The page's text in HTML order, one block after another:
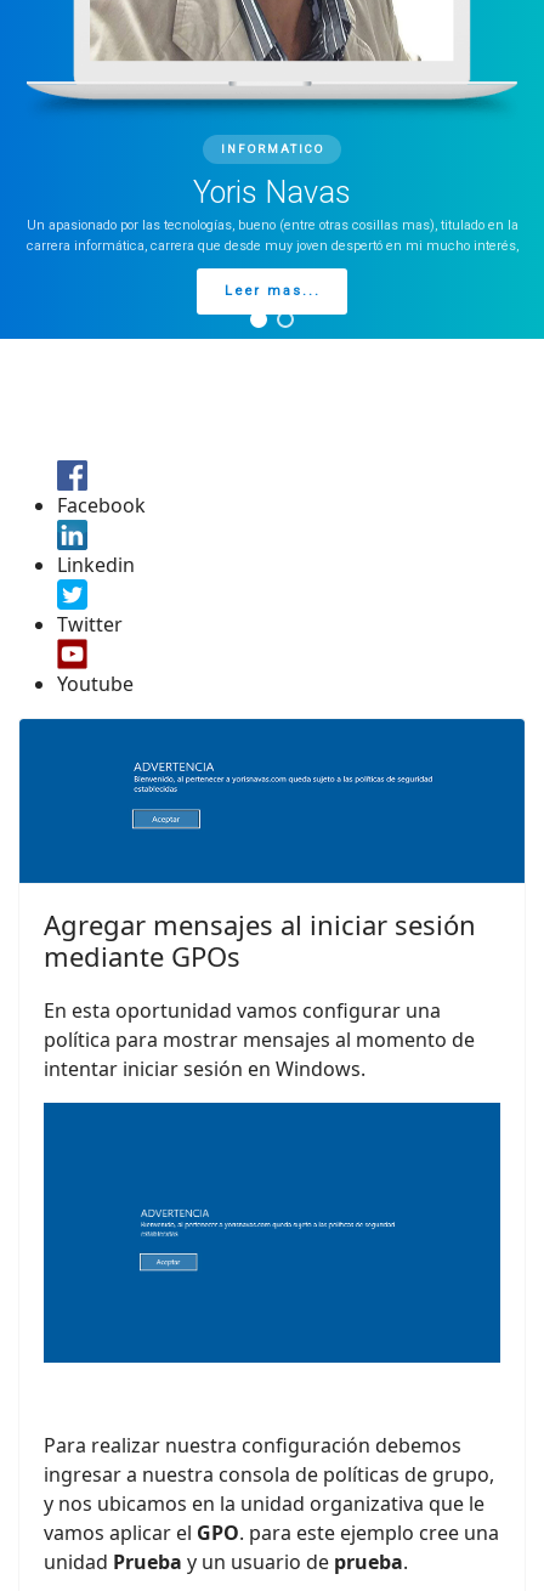
INFORMATICO
Yoris Navas
Un apasionado por las tecnologías, bueno (entre otras cosillas mas), titulado en la
carrera informática, carrera que desde muy joven despertó en mi mucho interés,
Leer mas...
Facebook
Linkedin
Twitter
Youtube
Agregar mensajes al iniciar sesión
mediante GPOs
En esta oportunidad vamos configurar una
política para mostrar mensajes al momento de
intentar iniciar sesión en Windows.
Para realizar nuestra configuración debemos
ingresar a nuestra consola de políticas de grupo,
y nos ubicamos en la unidad organizativa que le
vamos aplicar el GPO. para este ejemplo cree una
unidad Prueba y un usuario de prueba.